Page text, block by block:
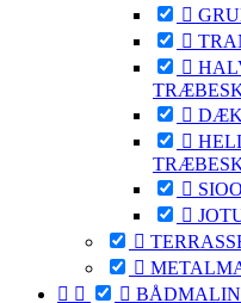









  